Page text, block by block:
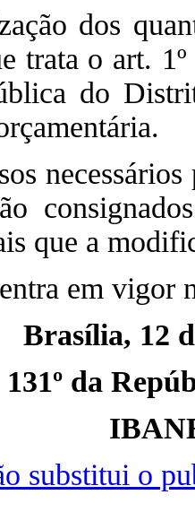
dos
trata o art.
do
que a
em vigor
Brasília, 12
131º da
substitui o